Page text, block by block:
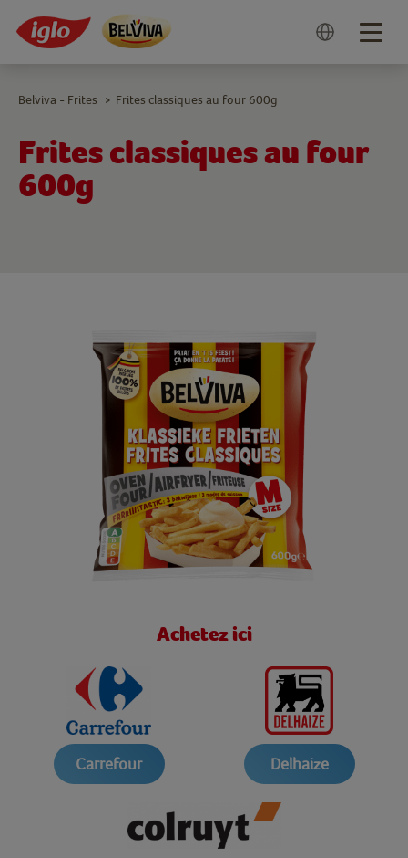
Frites classiques au four
600g
Belviva - Frites > Frites classiques au four 600g
Achetez ici
Carrefour Delhaize